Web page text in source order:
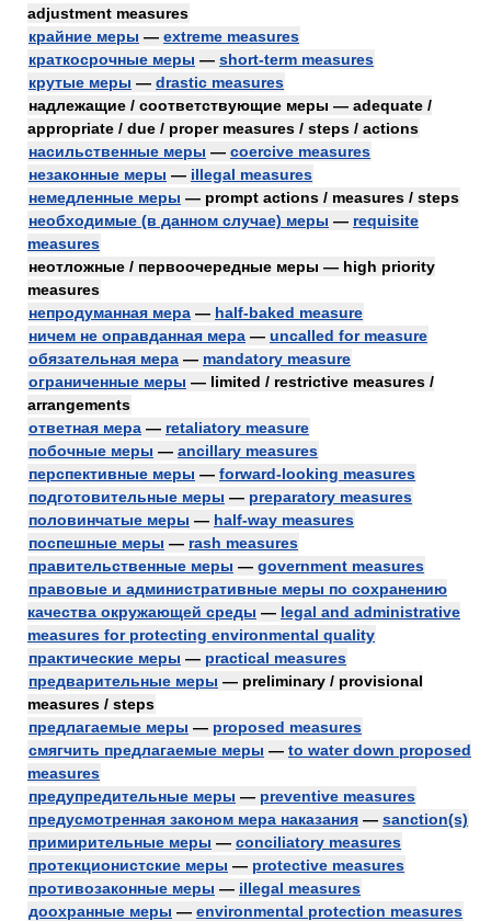
adjustment measures
крайние меры — extreme measures
краткосрочные меры — short-term measures
крутые меры — drastic measures
надлежащие / соответствующие меры — adequate /
appropriate / due / proper measures / steps / actions
насильственные меры — coercive measures
незаконные меры — illegal measures
немедленные меры — prompt actions / measures / steps
необходимые (в данном случае) меры — requisite
measures
неотложные / первоочередные меры — high priority
measures
непродуманная мера — half-baked measure
ничем не оправданная мера — uncalled for measure
обязательная мера — mandatory measure
ограниченные меры — limited / restrictive measures /
arrangements
ответная мера — retaliatory measure
побочные меры — ancillary measures
перспективные меры — forward-looking measures
подготовительные меры — preparatory measures
половинчатые меры — half-way measures
поспешные меры — rash measures
правительственные меры — government measures
правовые и административные меры по сохранению
качества окружающей среды — legal and administrative
measures for protecting environmental quality
практические меры — practical measures
предварительные меры — preliminary / provisional
measures / steps
предлагаемые меры — proposed measures
смягчить предлагаемые меры — to water down proposed
measures
предупредительные меры — preventive measures
предусмотренная законом мера наказания — sanction(s)
примирительные меры — conciliatory measures
протекционистские меры — protective measures
противозаконные меры — illegal measures
доохранные меры — environmental protection measures